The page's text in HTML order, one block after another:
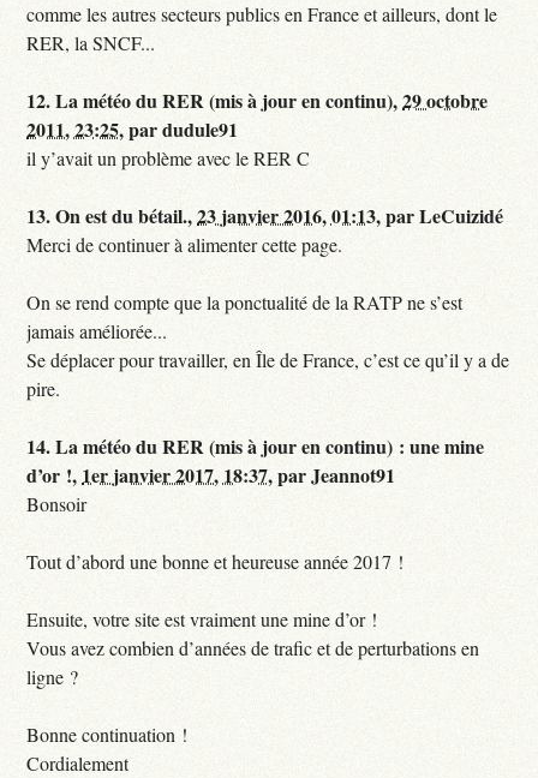
comme les autres secteurs publics en France et ailleurs, dont le
RER, la SNCF...
12.La météo du RER (mis à jour en continu),29 octobre
2011, 23:25,pardudule91
il y’avait un problème avec le RER C
13.On est du bétail.,23 janvier 2016, 01:13,parLeCuizidé
Merci de continuer à alimenter cette page.
On se rend compte que la ponctualité de la RATP ne s’est
jamais améliorée...
Se déplacer pour travailler, en Île de France, c’est ce qu’il y a de
pire.
14.La météo du RER (mis à jour en continu) : une mine
d’or !, 1er janvier 2017, 18:37,parJeannot91
Bonsoir
Tout d’abord une bonne et heureuse année 2017 !
Ensuite, votre site est vraiment une mine d’or !
Vous avez combien d’années de trafic et de perturbations en
ligne ?
Bonne continuation !
Cordialement